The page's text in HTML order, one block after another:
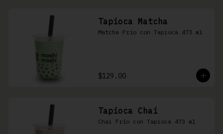
Tapioca Matcha
Matcha Frío con Tapioca 473 ml
$129.00
Tapioca Chai
Chai Frío con Tapioca 473 ml